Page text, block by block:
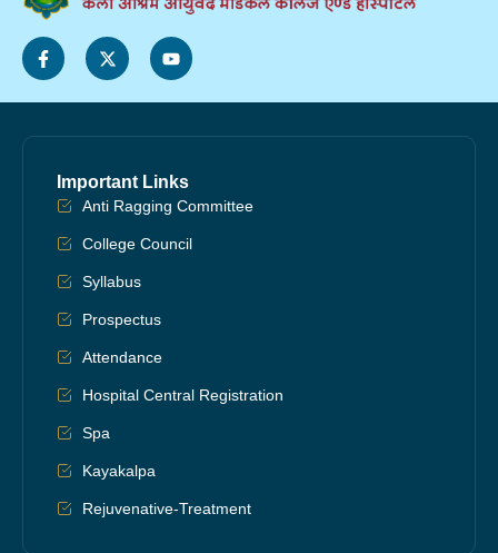
Important Links
Anti Ragging Committee
College Council
Syllabus
Prospectus
Attendance
Hospital Central Registration
Spa
Kayakalpa
Rejuvenative-Treatment